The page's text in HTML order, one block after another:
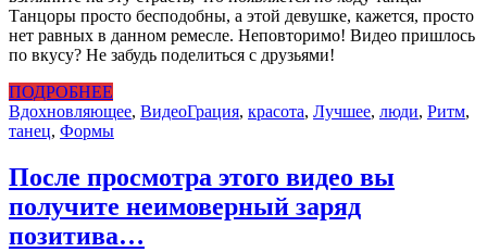
Танцоры просто бесподобны, а этой девушке, кажется, просто
нет равных в данном ремесле. Неповторимо! Видео пришлось
по вкусу? Не забудь поделиться с друзьями!
ПОДРОБНЕЕ
Вдохновляющее, ВидеоГрация, красота, Лучшее, люди, Ритм,
танец, Формы
После просмотра этого видео вы
получите неимоверный заряд
позитива…